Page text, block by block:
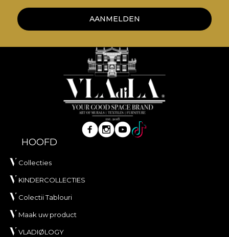
AANMELDEN
HOOFD
Collecties
KINDERCOLLECTIES
Colectii Tablouri
Maak uw product
VLADIØLOGY